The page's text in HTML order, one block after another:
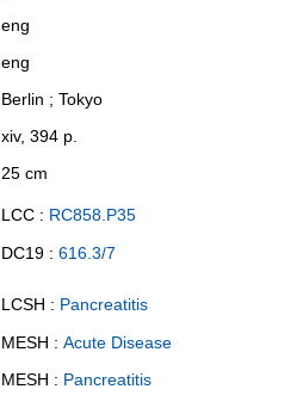
eng
eng
Berlin ; Tokyo
xiv, 394 p.
25 cm
LCC : RC858.P35
DC19 : 616.3/7
LCSH : Pancreatitis
MESH : Acute Disease
MESH : Pancreatitis